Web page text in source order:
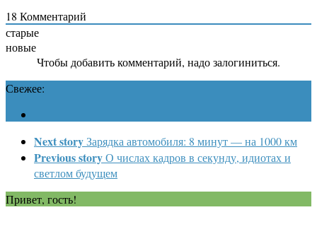
18 Комментарий
старые
новые
Чтобы добавить комментарий, надо залогиниться.
Свежее:
Next storyЗарядка автомобиля: 8 минут — на 1000 км
Previous storyО числах кадров в секунду, идиотах и
светлом будущем
Привет, гость!